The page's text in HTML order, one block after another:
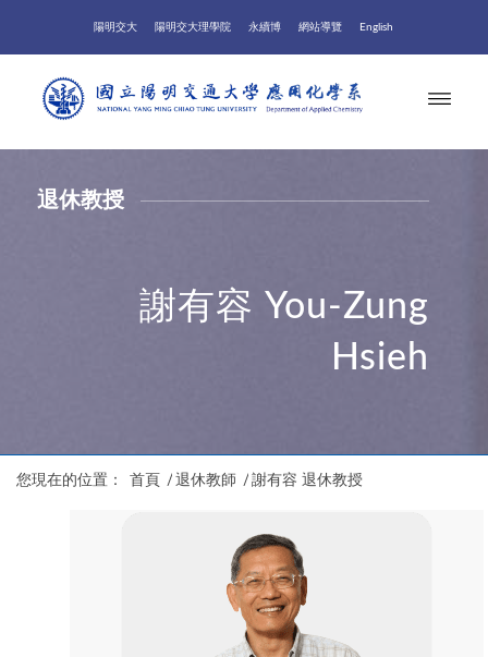
陽明交大 陽明交大理學院 永續博 網站導覽 English
您現在的位置： 首頁 / 退休教師 / 謝有容 退休教授
退休教授
謝有容 You-Zung
Hsieh